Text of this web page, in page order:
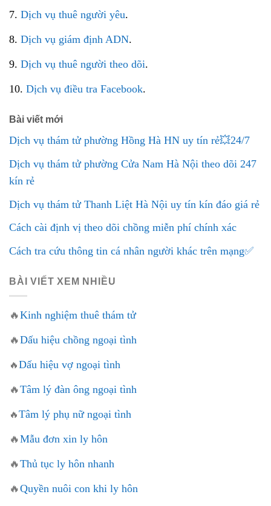
7. Dịch vụ thuê người yêu.
8. Dịch vụ giám định ADN.
9. Dịch vụ thuê người theo dõi.
10. Dịch vụ điều tra Facebook.
Bài viết mới
Dịch vụ thám tử phường Hồng Hà HN uy tín rẻ💥24/7
Dịch vụ thám tử phường Cửa Nam Hà Nội theo dõi 247
kín rẻ
Dịch vụ thám tử Thanh Liệt Hà Nội uy tín kín đáo giá rẻ
Cách cài định vị theo dõi chồng miễn phí chính xác
Cách tra cứu thông tin cá nhân người khác trên mạng✅
BÀI VIẾT XEM NHIỀU
🔥Kinh nghiệm thuê thám tử
🔥Dấu hiệu chồng ngoại tình
🔥Dấu hiệu vợ ngoại tình
🔥Tâm lý đàn ông ngoại tình
🔥Tâm lý phụ nữ ngoại tình
🔥Mẫu đơn xin ly hôn
🔥Thủ tục ly hôn nhanh
🔥Quyền nuôi con khi ly hôn